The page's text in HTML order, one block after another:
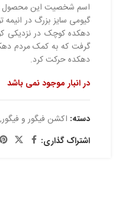
اسم شخصیت این محصول
گیومی سایز بزرگ در
دهکده کوچک در نزدیکی
گرفت که به کمک مردم
دهکده حرکت کرد.
در انبار موجود نمی باشد
دسته: اکشن فیگور و فیگور,
اشتراک گذاری: